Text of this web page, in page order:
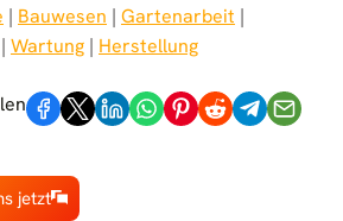
| Bauwesen | Gartenarbeit
| Wartung | Herstellung
jetzt